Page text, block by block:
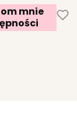
mnie